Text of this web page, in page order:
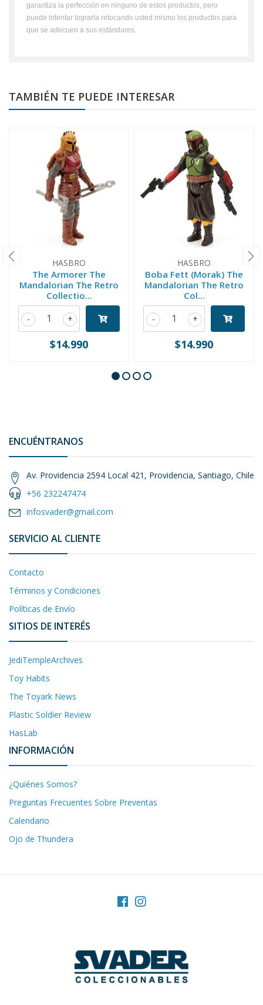
garantiza la perfección en ninguno de estos productos, pero
puede intentar lograrla retocando usted mismo los productos para
que se adecuen a sus estándares.
TAMBIÉN TE PUEDE INTERESAR
HASBRO
The Armorer The
Mandalorian The Retro
Collectio...
+
-
$14.990
HASBRO
Boba Fett (Morak) The
Mandalorian The Retro
Col...
+
-
$14.990
ENCUÉNTRANOS
Av. Providencia 2594 Local 421, Providencia, Santiago, Chile
+56 232247474
infosvader@gmail.com
SERVICIO AL CLIENTE
Contacto
Términos y Condiciones
Políticas de Envío
SITIOS DE INTERÉS
JediTempleArchives
Toy Habits
The Toyark News
Plastic Soldier Review
HasLab
INFORMACIÓN
¿Quiénes Somos?
Preguntas Frecuentes Sobre Preventas
Calendario
Ojo de Thundera